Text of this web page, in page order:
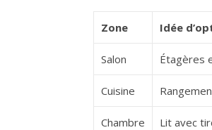
Zone Idée
Salon Étagères
Cuisine
Chambre Lit avec